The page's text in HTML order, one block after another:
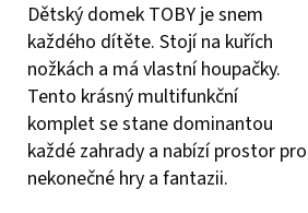
Dětský domek TOBY je snem
každého dítěte. Stojí na kuřích
nožkách a má vlastní houpačky.
Tento krásný multifunkční
komplet se stane dominantou
každé zahrady a nabízí prostor pro
nekonečné hry a fantazii.